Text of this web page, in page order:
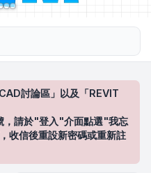
討論區」以及「REVIT
請於"登入"介面點選"我忘
收信後重設新密碼或重新註